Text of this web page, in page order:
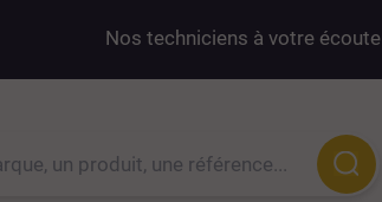
Nos techniciens à votre écoute